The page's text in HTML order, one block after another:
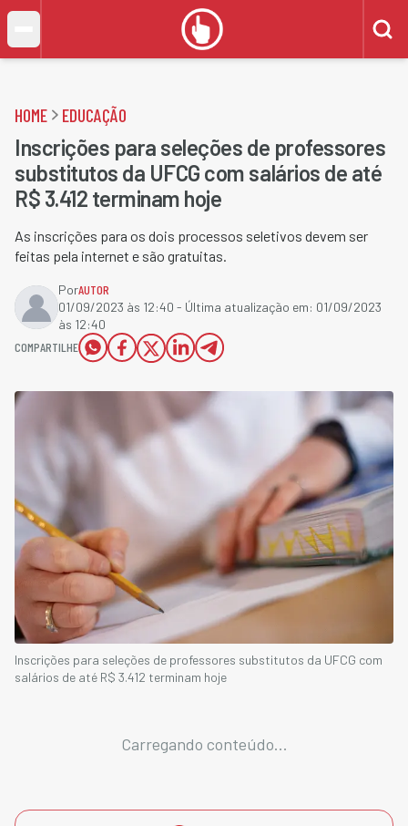
HOME EDUCAÇÃO
Inscrições para seleções de professores
substitutos da UFCG com salários de até
R$ 3.412 terminam hoje
As inscrições para os dois processos seletivos devem ser
feitas pela internet e são gratuitas.
PorAUTOR
01/09/2023 às 12:40 - Última atualização em: 01/09/2023
às 12:40
COMPARTILHE
Inscrições para seleções de professores substitutos da UFCG com
salários de até R$ 3.412 terminam hoje
Carregando conteúdo...